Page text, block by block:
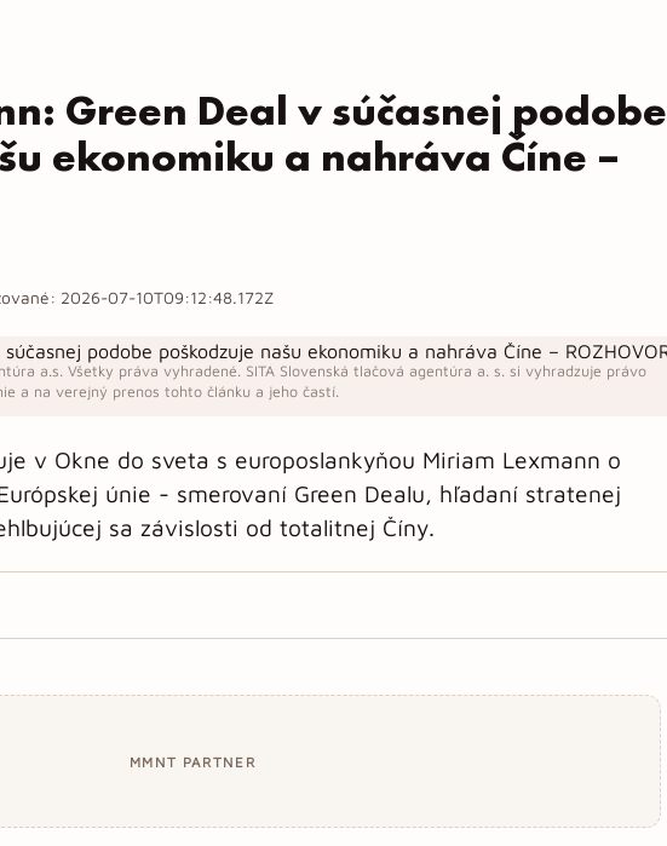
Green Deal v súčasnej podobe
ekonomiku a nahráva Číne –
2026-07-10T09:12:48.172Z
a.s. Všetky práva vyhradené. SITA Slovenská tlačová agentúra a. s. si vyhradzuje právo
a na verejný prenos tohto článku a jeho častí.
v Okne do sveta s europoslankyňou Miriam Lexmann o
únie - smerovaní Green Dealu, hľadaní stratenej
sa závislosti od totalitnej Číny.
MMNT PARTNER